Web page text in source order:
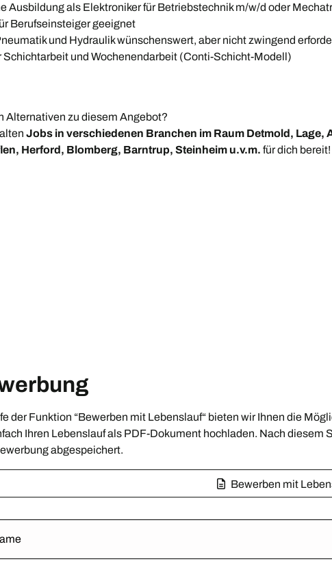
Ausbildung als Elektroniker für Betriebstechnik m/w/d oder
Berufseinsteiger geeignet
und Hydraulik wünschenswert, aber nicht zwingend
Schichtarbeit und Wochenendarbeit (Conti-Schicht-Modell)
Alternativen zu diesem Angebot?
Jobs in verschiedenen Branchen im Raum Detmold, Lage,
Herford, Blomberg, Barntrup, Steinheim u.v.m. für dich bereit!
der Funktion “Bewerben mit Lebenslauf“ bieten wir Ihnen die
Ihren Lebenslauf als PDF-Dokument hochladen. Nach diesem
abgespeichert.
Bewerben mit